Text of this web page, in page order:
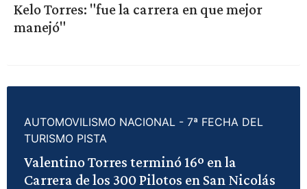
Kelo Torres: "fue la carrera en que mejor
manejó"
AUTOMOVILISMO NACIONAL - 7ª FECHA DEL
TURISMO PISTA
Valentino Torres terminó 16º en la
Carrera de los 300 Pilotos en San Nicolás